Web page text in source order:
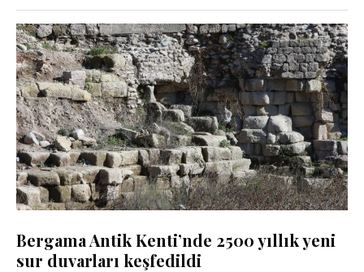
Bergama Antik Kenti’nde 2500 yıllık yeni
sur duvarları keşfedildi